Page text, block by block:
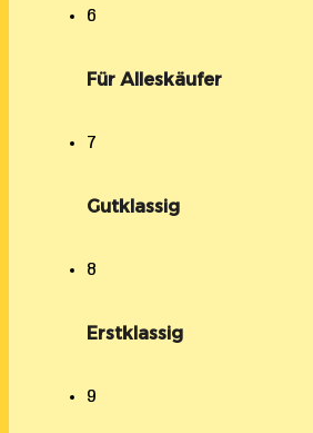
6
Für Alleskäufer
7
Gutklassig
8
Erstklassig
9